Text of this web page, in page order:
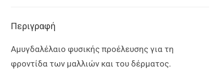
Περιγραφή
Αμυγδαλέλαιο φυσικής προέλευσης για τη
φροντίδα των μαλλιών και του δέρματος.